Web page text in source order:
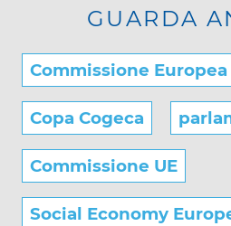
GUARDA
Commissione Europea
Copa Cogeca
Commissione UE
Social Economy